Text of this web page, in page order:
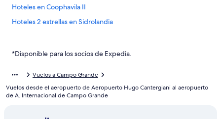
Hoteles en Coophavila II
Hoteles 2 estrellas en Sidrolandia
Hoteles en Vila Oriente
Hoteles en Núcleo Industrial
Hoteles en Ribas do Rio Pardo
*Disponible para los socios de Expedia.
Vuelos a Campo Grande
Vuelos desde el aeropuerto de Aeropuerto Hugo Cantergiani al aeropuerto
de A. Internacional de Campo Grande